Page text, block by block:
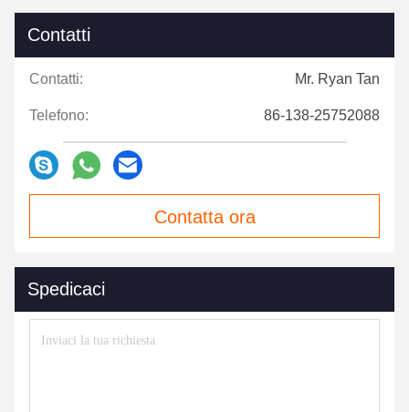
Contatti
Contatti: Mr. Ryan Tan
Telefono: 86-138-25752088
Contatta ora
Spedicaci